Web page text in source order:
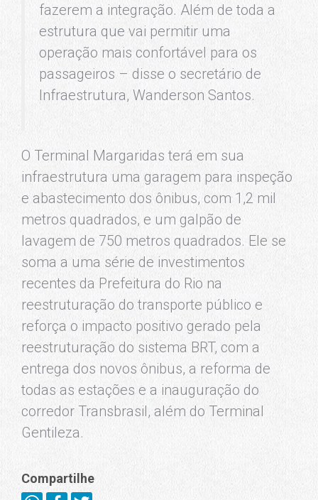
fazerem a integração. Além de toda a
estrutura que vai permitir uma
operação mais confortável para os
passageiros – disse o secretário de
Infraestrutura, Wanderson Santos.
O Terminal Margaridas terá em sua
infraestrutura uma garagem para inspeção
e abastecimento dos ônibus, com 1,2 mil
metros quadrados, e um galpão de
lavagem de 750 metros quadrados. Ele se
soma a uma série de investimentos
recentes da Prefeitura do Rio na
reestruturação do transporte público e
reforça o impacto positivo gerado pela
reestruturação do sistema BRT, com a
entrega dos novos ônibus, a reforma de
todas as estações e a inauguração do
corredor Transbrasil, além do Terminal
Gentileza.
Compartilhe